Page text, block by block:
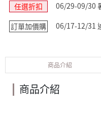
任選折扣
06/29-09/30
訂單加價購
06/17-12/31
商品介紹
商品介紹